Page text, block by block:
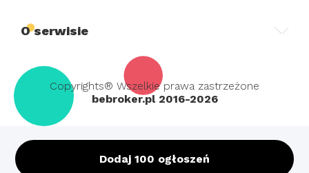
Dodaj 100 ogłoszeń
O serwisie
Copyrights® Wszelkie prawa zastrzeżone
bebroker.pl 2016-2026